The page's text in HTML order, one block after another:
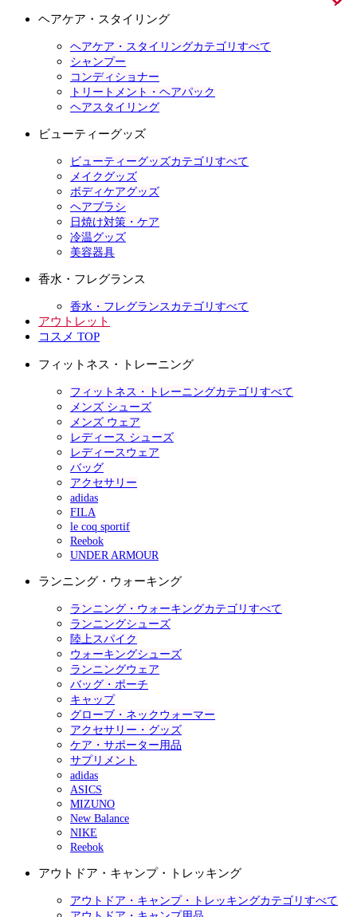
ヘアケア・スタイリング
ヘアケア・スタイリングカテゴリすべて
シャンプー
コンディショナー
トリートメント・ヘアパック
ヘアスタイリング
ビューティーグッズ
ビューティーグッズカテゴリすべて
メイクグッズ
ボディケアグッズ
ヘアブラシ
日焼け対策・ケア
冷温グッズ
美容器具
香水・フレグランス
香水・フレグランスカテゴリすべて
アウトレット
コスメ TOP
フィットネス・トレーニング
フィットネス・トレーニングカテゴリすべて
メンズ シューズ
メンズ ウェア
レディース シューズ
レディースウェア
バッグ
アクセサリー
adidas
FILA
le coq sportif
Reebok
UNDER ARMOUR
ランニング・ウォーキング
ランニング・ウォーキングカテゴリすべて
ランニングシューズ
陸上スパイク
ウォーキングシューズ
ランニングウェア
バッグ・ポーチ
キャップ
グローブ・ネックウォーマー
アクセサリー・グッズ
ケア・サポーター用品
サプリメント
adidas
ASICS
MIZUNO
New Balance
NIKE
Reebok
アウトドア・キャンプ・トレッキング
アウトドア・キャンプ・トレッキングカテゴリすべて